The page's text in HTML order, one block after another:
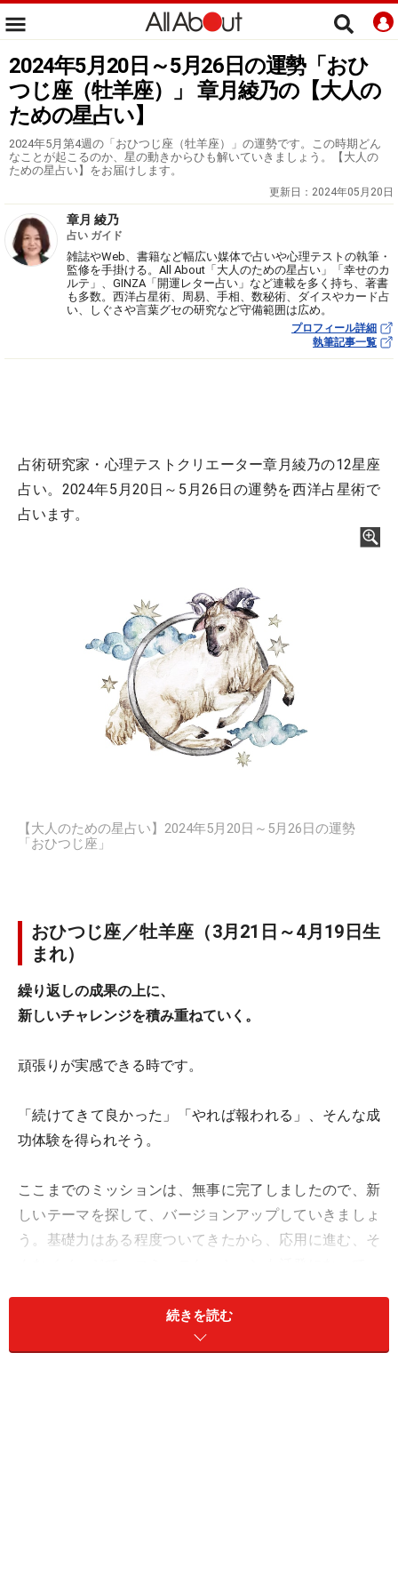
2024年5月20日～5月26日の運勢「おひ
つじ座（牡羊座）」 章月綾乃の【大人の
ための星占い】
2024年5月第4週の「おひつじ座（牡羊座）」の運勢です。この時期どん
なことが起こるのか、星の動きからひも解いていきましょう。【大人の
ための星占い】をお届けします。
更新日： 2024年05月20日
章月 綾乃
占い ガイド
雑誌やWeb、書籍など幅広い媒体で占いや心理テストの執筆・
監修を手掛ける。All About「大人のための星占い」「幸せのカ
ルテ」、GINZA「開運レター占い」など連載を多く持ち、著書
も多数。西洋占星術、周易、手相、数秘術、ダイスやカード占
い、しぐさや言葉グセの研究など守備範囲は広め。
プロフィール詳細
執筆記事一覧
占術研究家・心理テストクリエーター章月綾乃の12星座
占い。2024年5月20日～5月26日の運勢を西洋占星術で
占います。
【大人のための星占い】2024年5月20日～5月26日の運勢
「おひつじ座」
おひつじ座／牡羊座（3月21日～4月19日生
まれ）
繰り返しの成果の上に、
新しいチャレンジを積み重ねていく。
頑張りが実感できる時です。
「続けてきて良かった」「やれば報われる」、そんな成
功体験を得られそう。
ここまでのミッションは、無事に完了しましたので、新
しいテーマを探して、バージョンアップしていきましょ
う。基礎力はある程度ついてきたから、応用に進む、そ
商談や社会貢献、バカンスプランなど、バラエティー豊
続きを読む